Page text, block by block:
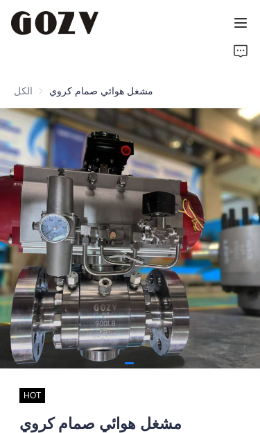
الكل مشغل هوائي صمام كروي
HOT
مشغل هوائي صمام كروي
حول GOZV
المنتجات
اتصل بنا
أخبار
الموارد التقنية